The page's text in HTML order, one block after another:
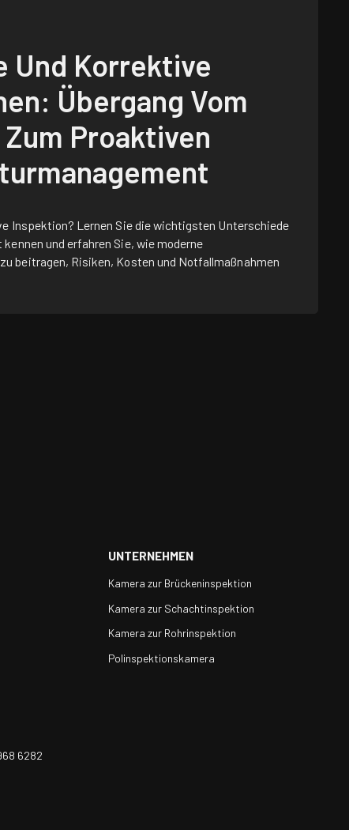
Und Korrektive
Übergang Vom
Proaktiven
Inspektion? Lernen Sie die wichtigsten Unterschiede
und erfahren Sie, wie moderne
beitragen, Risiken, Kosten und Notfallmaßnahmen
UNTERNEHMEN
Kamera zur Brückeninspektion
Kamera zur Schachtinspektion
Kamera zur Rohrinspektion
Polinspektionskamera
6282